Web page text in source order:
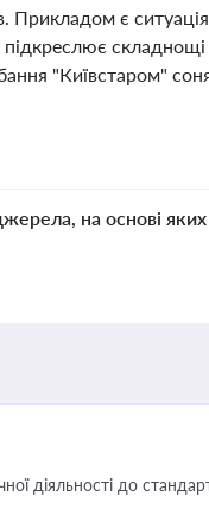
Прикладом є
"Київстаром"
на основі яких
діяльності до